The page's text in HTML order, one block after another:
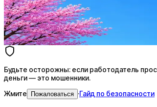
AI генерация сопроводительных
4 990 ₽/мес
Купить доступ
Будьте осторожны: если работодатель
деньги — это мошенники.
Жмите
Пожаловаться ·Гайд по безопасности